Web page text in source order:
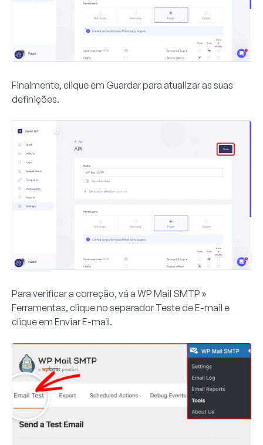
Finalmente, clique em Guardarpara atualizar as suas
definições.
Para verificar a correção, vá a WP Mail SMTP »
Ferramentas, clique no separador Teste de E-mail e
clique em Enviar E-mail.